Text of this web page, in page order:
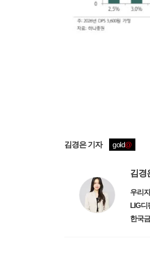
김경은기자 gold@
김경
우리
LIG디
한국